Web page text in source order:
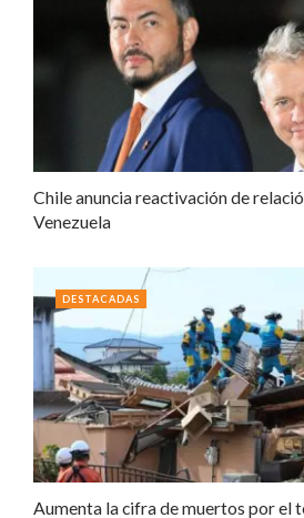
Chile anuncia reactivación de
Venezuela
Aumenta la cifra de muertos por el
DESTACADAS